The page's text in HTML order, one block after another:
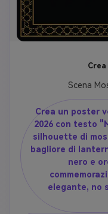
Scena
Crea un poster
2026 con testo
silhouette di
bagliore di
nero e
elegante, no